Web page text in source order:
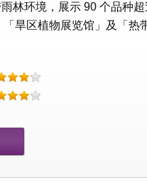
林环境，展示 90 个品种
旱区植物展览馆」及「热